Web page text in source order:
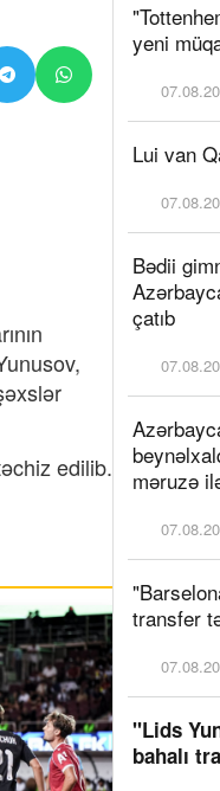
edilib.
yeni
Lui van
Bədii
çatıb
məruzə
transfer
"Lids
bahalı